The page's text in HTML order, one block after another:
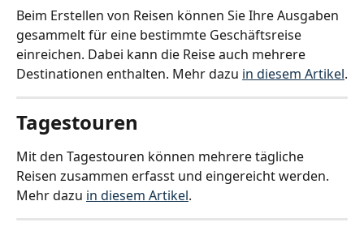
Beim Erstellen von Reisen können Sie Ihre Ausgaben
gesammelt für eine bestimmte Geschäftsreise
einreichen. Dabei kann die Reise auch mehrere
Destinationen enthalten. Mehr dazu in diesem Artikel.
Tagestouren
Mit den Tagestouren können mehrere tägliche
Reisen zusammen erfasst und eingereicht werden.
Mehr dazu in diesem Artikel.